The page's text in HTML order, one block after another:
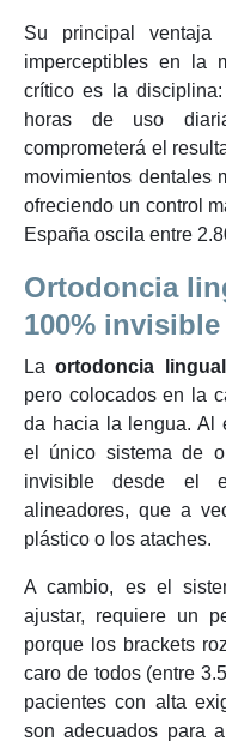
Su principal ventaja
imperceptibles en la
crítico es la
horas de uso
comprometerá el
movimientos dentales
ofreciendo un control
España oscila entre
Ortodoncia
100% invisible
Laortodoncia lingual
pero colocados en la
da hacia la lengua. Al
el único sistema de
invisible desde el
alineadores, que a
plástico o los ataches.
A cambio, es el
ajustar, requiere un
porque los brackets
caro de todos (entre
pacientes con alta
son adecuados para